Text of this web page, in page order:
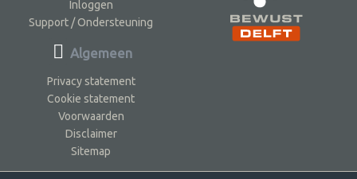
Inloggen
Support / Ondersteuning
Algemeen
Privacy statement
Cookie statement
Voorwaarden
Disclaimer
Sitemap